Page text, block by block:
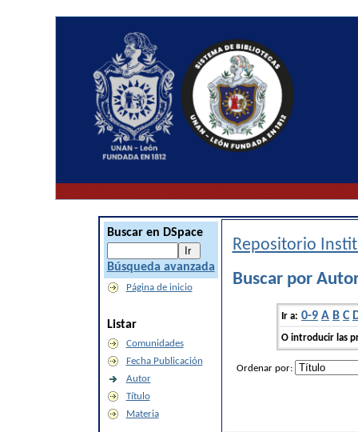
Buscar en DSpace
Búsqueda avanzada
Página de inicio
Listar
Comunidades
Fecha Publicación
Autor
Título
Materia
Repositorio
Buscar por
Ir a: 0-9 A B C
O introducir las
Ordenar por: